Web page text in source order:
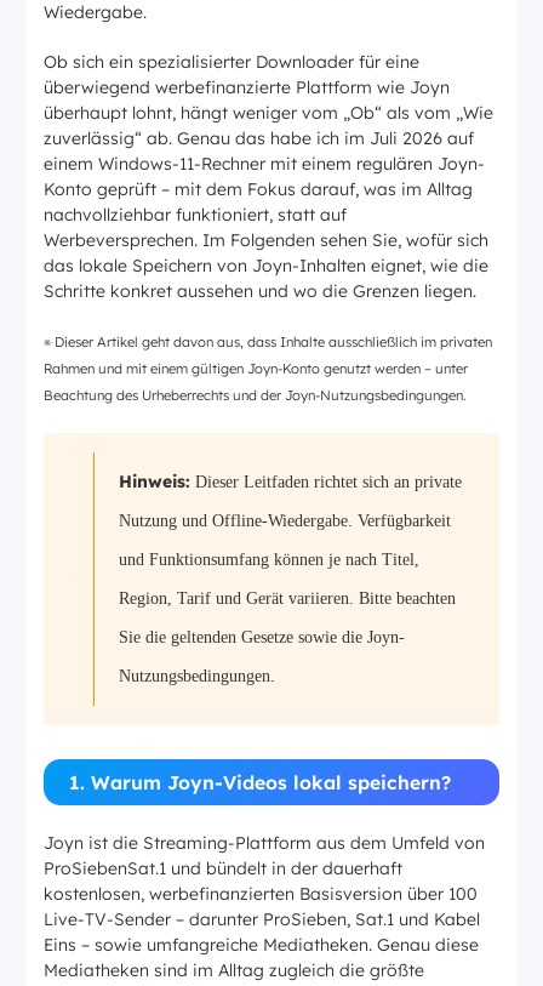
Wiedergabe.
Ob sich ein spezialisierter Downloader für eine
überwiegend werbefinanzierte Plattform wie Joyn
überhaupt lohnt, hängt weniger vom „Ob“ als vom „Wie
zuverlässig“ ab. Genau das habe ich im Juli 2026 auf
einem Windows-11-Rechner mit einem regulären Joyn-
Konto geprüft – mit dem Fokus darauf, was im Alltag
nachvollziehbar funktioniert, statt auf
Werbeversprechen. Im Folgenden sehen Sie, wofür sich
das lokale Speichern von Joyn-Inhalten eignet, wie die
Schritte konkret aussehen und wo die Grenzen liegen.
※ Dieser Artikel geht davon aus, dass Inhalte ausschließlich im privaten
Rahmen und mit einem gültigen Joyn-Konto genutzt werden – unter
Beachtung des Urheberrechts und der Joyn-Nutzungsbedingungen.
Hinweis: Dieser Leitfaden richtet sich an private
Nutzung und Offline-Wiedergabe. Verfügbarkeit
und Funktionsumfang können je nach Titel,
Region, Tarif und Gerät variieren. Bitte beachten
Sie die geltenden Gesetze sowie die Joyn-
Nutzungsbedingungen.
1. Warum Joyn-Videos lokal speichern?
Joyn ist die Streaming-Plattform aus dem Umfeld von
ProSiebenSat.1 und bündelt in der dauerhaft
kostenlosen, werbefinanzierten Basisversion über 100
Live-TV-Sender – darunter ProSieben, Sat.1 und Kabel
Eins – sowie umfangreiche Mediatheken. Genau diese
Mediatheken sind im Alltag zugleich die größte